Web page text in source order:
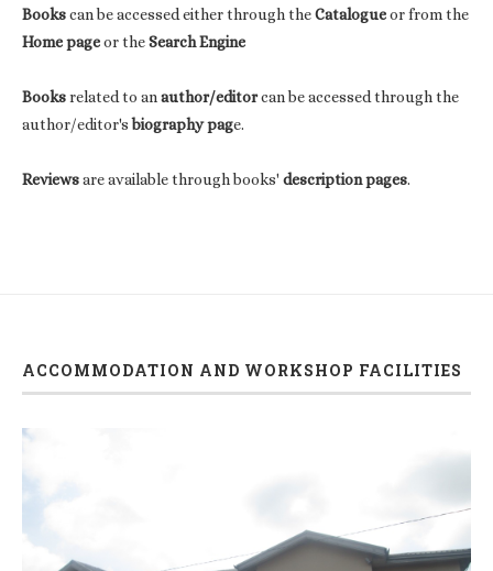
Bookscan be accessed either through theCatalogueor from the
Home pageor theSearch Engine
Booksrelated to anauthor/editorcan be accessed through the
author/editor'sbiography page.
Reviewsare available through books' description pages.
ACCOMMODATION AND WORKSHOP FACILITIES